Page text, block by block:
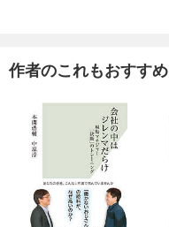
作者のこれもおすすめ